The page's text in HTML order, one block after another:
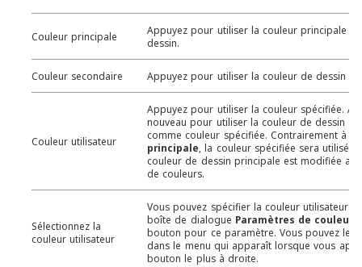
Couleur principale
Appuyez pour utiliser la couleur principale
dessin.
Couleur secondaire Appuyez pour utiliser la couleur de dessin
Couleur utilisateur
Appuyez pour utiliser la couleur spécifiée.
nouveau pour utiliser la couleur de dessin
comme couleur spécifiée. Contrairement à
principale , la couleur spécifiée sera utilisée
couleur de dessin principale est modifiée
de couleurs.
Sélectionnez la
couleur utilisateur
Vous pouvez spécifier la couleur utilisateur
boîte de dialogue Paramètres de couleur
bouton pour ce paramètre. Vous pouvez le
dans le menu qui apparaît lorsque vous
bouton le plus à droite.